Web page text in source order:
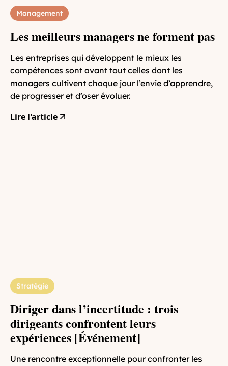
Management
Les meilleurs managers ne forment pas
Les entreprises qui développent le mieux les
compétences sont avant tout celles dont les
managers cultivent chaque jour l’envie d’apprendre,
de progresser et d’oser évoluer.
Lire l'article
Stratégie
Diriger dans l’incertitude : trois
dirigeants confrontent leurs
expériences [Événement]
Une rencontre exceptionnelle pour confronter les